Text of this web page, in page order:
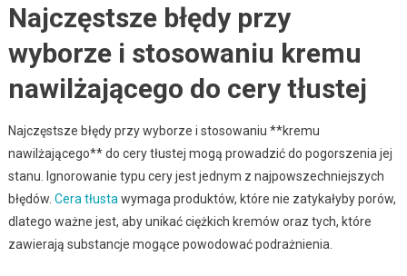
Najczęstsze błędy przy
wyborze i stosowaniu kremu
nawilżającego do cery tłustej
Najczęstsze błędy przy wyborze i stosowaniu **kremu
nawilżającego** do cery tłustej mogą prowadzić do pogorszenia jej
stanu. Ignorowanie typu cery jest jednym z najpowszechniejszych
błędów. Cera tłusta wymaga produktów, które nie zatykałyby porów,
dlatego ważne jest, aby unikać ciężkich kremów oraz tych, które
zawierają substancje mogące powodować podrażnienia.